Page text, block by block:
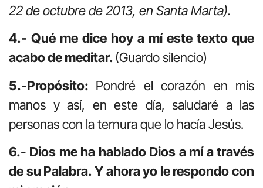
22 de octubre de 2013, en Santa Marta).
4.- Qué me dice hoy a mí este texto que
acabo de meditar.(Guardo silencio)
5.-Propósito: Pondré el corazón en mis
manos y así, en este día, saludaré a las
personas con la ternura que lo hacía Jesús.
6.- Dios me ha hablado Dios a mí a través
de su Palabra. Y ahora yo le respondo con